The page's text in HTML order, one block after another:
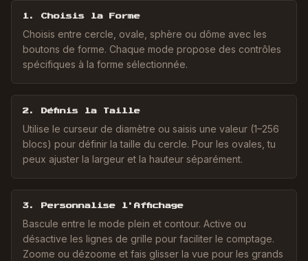
1. Choisis la Forme
Choisis entre cercle, ovale, sphère ou dôme avec les
boutons de forme. Chaque mode propose des contrôles
spécifiques à la forme sélectionnée.
2. Définis la Taille
Utilise le curseur de diamètre ou saisis une valeur (1–256
blocs) pour définir la taille du cercle. Pour les ovales, tu
peux ajuster la largeur et la hauteur séparément.
3. Personnalise l'Affichage
Bascule entre le mode plein et contour. Active ou
désactive les lignes de grille pour faciliter le comptage.
Zoome ou dézoome et fais glisser la vue pour les grands